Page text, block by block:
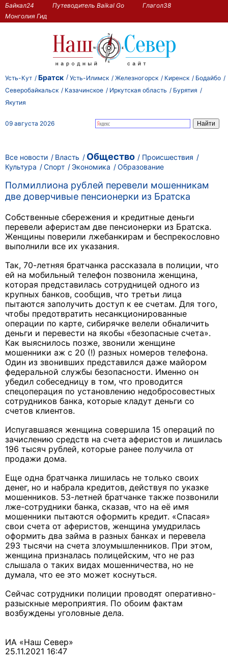
Байкал24 Путеводитель Baikal Go
Глагол38
Монголия Гид
Усть-Кут Братск Усть-Илимск Железногорск Киренск
Бодайбо
Северобайкальск
Казачинское Иркутская область
Бурятия
Якутия
09 августа 2026
Все новости Власть Общество
Происшествия
Культура
Спорт Экономика Образование
Полмиллиона рублей перевели мошенникам
две доверчивые пенсионерки из Братска
Собственные сбережения и кредитные деньги
перевели аферистам две пенсионерки из Братска.
Женщины поверили лжебанкирам и беспрекословно
выполнили все их указания.
Так, 70-летняя братчанка рассказала в полиции, что
ей на мобильный телефон позвонила женщина,
которая представилась сотрудницей одного из
крупных банков, сообщив, что третьи лица
пытаются заполучить доступ к ее счетам. Для того,
чтобы предотвратить несанкционированные
операции по карте, сибирячке велели обналичить
деньги и перевести на якобы «безопасные счета».
Как выяснилось позже, звонили женщине
мошенники аж с 20 (!) разных номеров телефона.
Один из звонивших представился даже майором
федеральной службы безопасности. Именно он
убедил собеседницу в том, что проводится
спецоперация по установлению недобросовестных
сотрудников банка, которые кладут деньги со
счетов клиентов.
Испугавшаяся женщина совершила 15 операций по
зачислению средств на счета аферистов и лишилась
196 тысяч рублей, которые ранее получила от
продажи дома.
Еще одна братчанка лишилась не только своих
денег, но и набрала кредитов, действуя по указке
мошенников. 53-летней братчанке также позвонили
лже-сотрудники банка, сказав, что на её имя
мошенники пытаются оформить кредит. «Спасая»
свои счета от аферистов, женщина умудрилась
оформить два займа в разных банках и перевела
293 тысячи на счета злоумышленников. При этом,
женщина призналась полицейским, что не раз
слышала о таких видах мошенничества, но не
думала, что ее это может коснуться.
Сейчас сотрудники полиции проводят оперативно-
разыскные мероприятия. По обоим фактам
возбуждены уголовные дела.
ИА «Наш Север»
25.11.2021 16:47